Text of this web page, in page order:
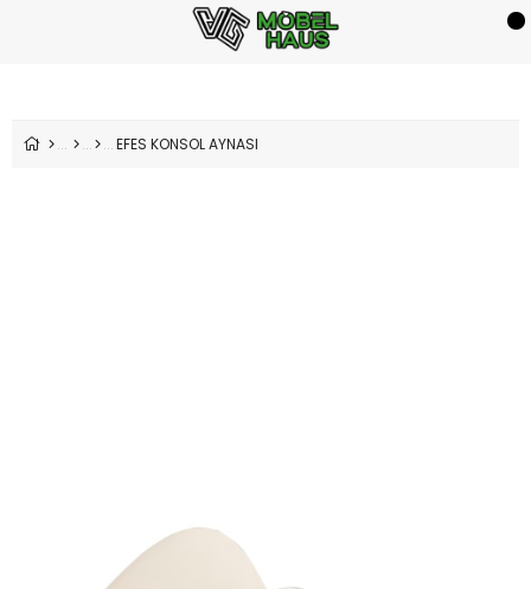
EFES KONSOL AYNASI